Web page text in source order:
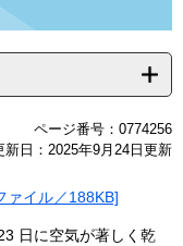
ページ番号：0774256
新日：2025年9月24日更新
ァイル／188KB]
日に空気が著しく乾